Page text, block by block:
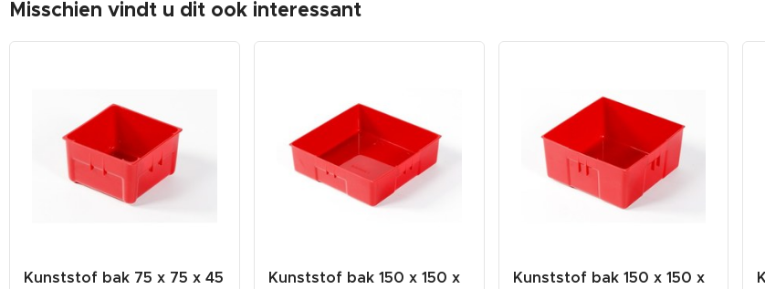
Misschien vindt u dit ook interessant
Kunststof bak 75 x 75 x 45
Kunststof bak 150 x 150 x
Kunststof bak 150 x 150 x